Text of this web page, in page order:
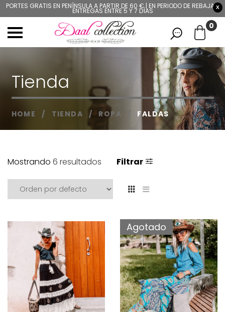
X
PORTES GRATIS EN PENÍNSULA A PARTIR DE 60 € | EN PERIODO DE REBAJAS,
ENTREGAS ENTRE 5 Y 7 DÍAS
0
Tienda
HOME / TIENDA / ROPA FALDAS
Mostrando 6 resultados Filtrar
Agotado